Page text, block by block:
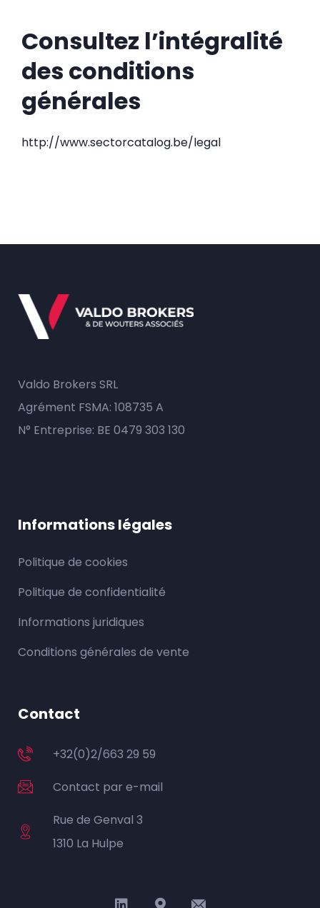
Consultez l’intégralité
des conditions
générales
http://www.sectorcatalog.be/legal
Valdo Brokers SRL
Agrément FSMA: 108735 A
N° Entreprise: BE 0479 303 130
Informations légales
Politique de cookies
Politique de confidentialité
Informations juridiques
Conditions générales de vente
Contact
+32(0)2/663 29 59
Contact par e-mail
Rue de Genval 3
1310 La Hulpe